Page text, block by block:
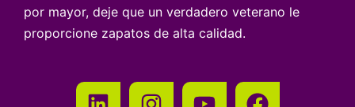
por mayor, deje que un verdadero veterano le
proporcione zapatos de alta calidad.